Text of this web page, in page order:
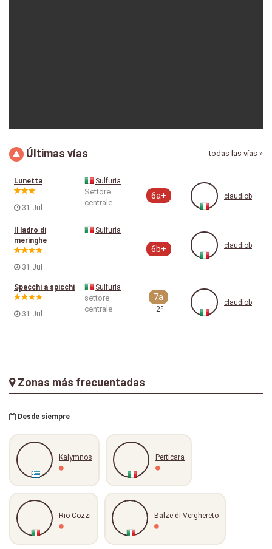
claudiob
Últimas vías todas las vías »
Lunetta
31 Jul
Sulfuria
Settore
centrale
6a+ claudiob
Il ladro di
meringhe
31 Jul
Sulfuria
6b+ claudiob
Specchi a spicchi
31 Jul
Sulfuria
settore
centrale
7a
2º
claudiob
Zonas más frecuentadas
Desde siempre
Kalymnos Perticara
Rio Cozzi Balze di Verghereto